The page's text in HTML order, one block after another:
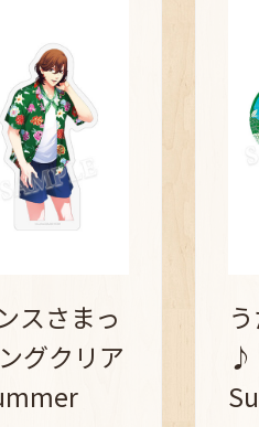
スさまっ
グクリア
♪